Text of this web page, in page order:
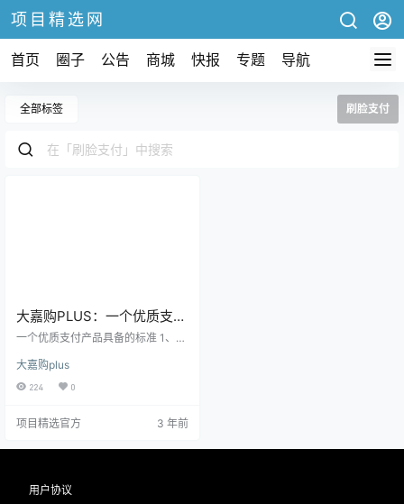
项目精选网
首页 圈子 公告 商城 快报 专题 导航
全部标签 刷脸支付
️大嘉购PLUS：一个优质支付
产品具备的标准
一个优质支付产品具备的标准 1、产
用放心，代理推广安全，稳定长
久。 2、费率相对较低，不➕单笔
景多元化，刷脸，快捷，银联扫码
费代理推广，无投资成本。 6、推广
推广裂变多人，团队快速建立。 7、
有推广激活奖励，多劳多得，分润
大嘉购plus
224 0
项目精选官方 3 年前
用户协议